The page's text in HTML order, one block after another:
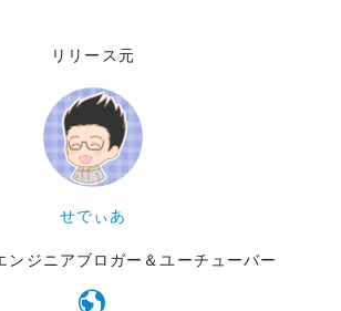
リリース元
せでぃあ
ンジニアブロガー＆ユーチューバー